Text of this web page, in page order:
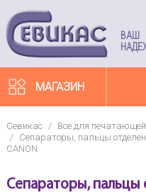
ВАШ
МАГАЗИН
Севикас / Все для печатающей
/
Сепараторы, пальцы
CANON
Сепараторы, пальцы